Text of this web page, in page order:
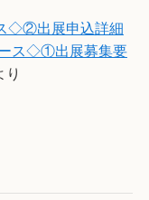
◇②出展申込詳細
ス◇①出展募集要
り